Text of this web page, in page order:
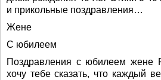
и прикольные поздравления…
Жене
С юбилеем
Поздравления с юбилеем жене
хочу тебе сказать, что каждый